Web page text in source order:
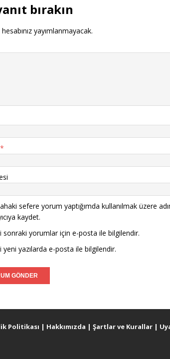
bırakın
yayımlanmayacak.
*
sefere yorum yaptığımda kullanılmak üzere
kaydet.
sonraki yorumlar için e-posta ile bilgilendir.
yeni yazılarda e-posta ile bilgilendir.
Politikası | Hakkımızda | Şartlar ve Kurallar|